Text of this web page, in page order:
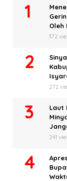
Oleh
372
272
Laut
241